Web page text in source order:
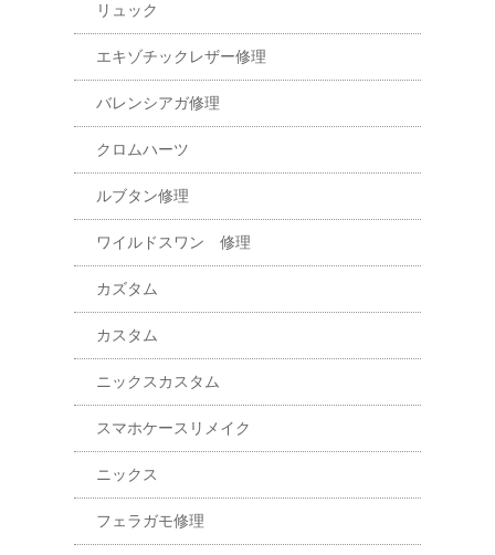
リュック
エキゾチックレザー修理
バレンシアガ修理
クロムハーツ
ルブタン修理
ワイルドスワン 修理
カズタム
カスタム
ニックスカスタム
スマホケースリメイク
ニックス
フェラガモ修理